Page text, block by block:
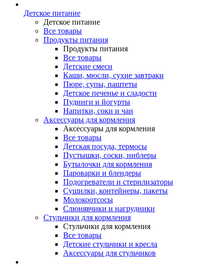
Детское питание
Детское питание
Все товары
Продукты питания
Продукты питания
Все товары
Детские смеси
Каши, мюсли, сухие завтраки
Пюре, супы, паштеты
Детское печенье и сладости
Пудинги и йогурты
Напитки, соки и чаи
Аксессуары для кормления
Аксессуары для кормления
Все товары
Детская посуда, термосы
Пустышки, соски, ниблеры
Бутылочки для кормления
Пароварки и блендеры
Подогреватели и стерилизаторы
Сушилки, контейнеры, пакеты
Молокоотсосы
Слюнявчики и нагрудники
Стульчики для кормления
Стульчики для кормления
Все товары
Детские стульчики и кресла
Аксессуары для стульчиков